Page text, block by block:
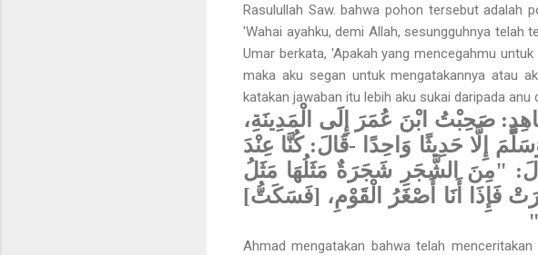
Rasulullah Saw. bahwa pohon tersebut adalah
'Wahai ayahku, demi Allah, sesungguhnya telah
Umar berkata, 'Apakah yang mencegahmu
maka aku segan untuk mengatakan­nya atau
katakan jawaban itu lebih aku sukai daripada anu
صَحِبْتُ ابْنَ عُمَرَ إِلَى الْمَدِينَةِ،
إِلَّا حَدِيثًا وَاحِدًا -قَالَ: كُنَّا عِنْدَ
"مِنَ الشَّجَرِ شَجَرَةٌ مَثَلُهَا مَثَلُ
فَإِذَا أَنَا أَصْغَرُ الْقَوْمِ، [فَسَكَتُّ]
Ahmad mengatakan bahwa telah